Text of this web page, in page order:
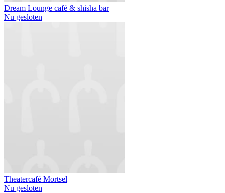
Dream Lounge café & shisha bar
Nu gesloten
Theatercafé Mortsel
Nu gesloten